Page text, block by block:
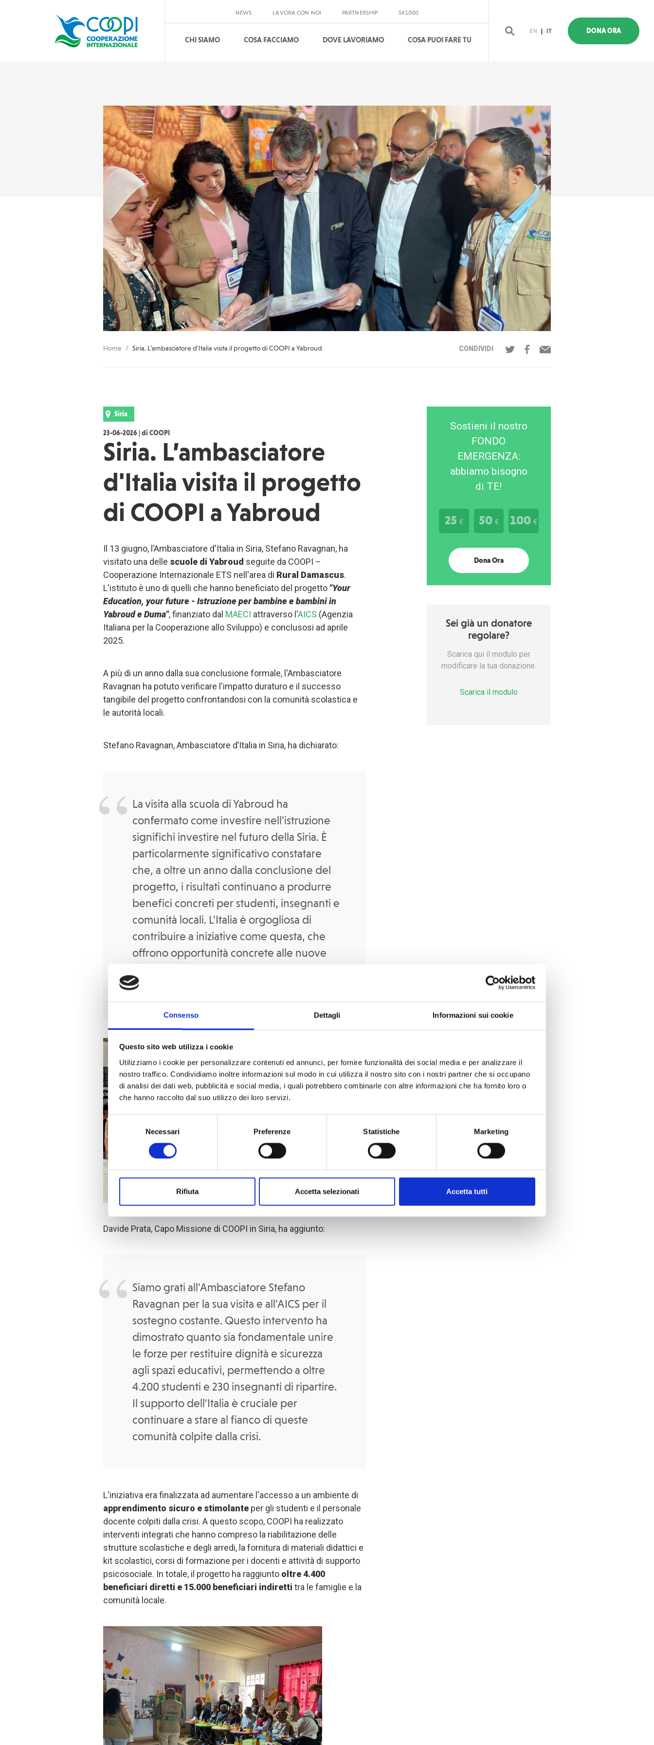
Consenso Dettagli Informazioni sui cookie
Questo sito web utilizza i cookie
Utilizziamo i cookie per personalizzare contenuti ed annunci, per fornire funzionalità dei social media e per analizzare il
nostro traffico. Condividiamo inoltre informazioni sul modo in cui utilizza il nostro sito con i nostri partner che si occupano
di analisi dei dati web, pubblicità e social media, i quali potrebbero combinarle con altre informazioni che ha fornito loro o
che hanno raccolto dal suo utilizzo dei loro servizi.
Selezione
Necessari Preferenze Statistiche Marketing
Rifiuta Accetta selezionati Accetta tutti
NEWS LAVORA CON NOI PARTNERSHIP 5X1000
CHI SIAMO COSA FACCIAMO DOVE LAVORIAMO COSA PUOI FARE TU
EN | IT DONA ORA
Home Siria. L’ambasciatore d'Italia visita il progetto di COOPI a Yabroud CONDIVIDI
Siria
23-06-2026 | di COOPI
Siria. L’ambasciatore
d'Italia visita il progetto
di COOPI a Yabroud
Il 13 giugno, l’Ambasciatore d'Italia in Siria, Stefano Ravagnan, ha
visitato una delle scuole di Yabroud seguite da COOPI –
Cooperazione Internazionale ETS nell'area di Rural Damascus.
L'istituto è uno di quelli che hanno beneficiato del progetto"Your
Education, your future - Istruzione per bambine e bambini in
Yabroud e Duma", finanziato dal MAECI attraverso l'AICS (Agenzia
Italiana per la Cooperazione allo Sviluppo) e conclusosi ad aprile
2025.
A più di un anno dalla sua conclusione formale, l'Ambasciatore
Ravagnan ha potuto verificare l'impatto duraturo e il successo
tangibile del progetto confrontandosi con la comunità scolastica e
le autorità locali.
Stefano Ravagnan, Ambasciatore d’Italia in Siria, ha dichiarato:
La visita alla scuola di Yabroud ha
confermato come investire nell'istruzione
significhi investire nel futuro della Siria. È
particolarmente significativo constatare
che, a oltre un anno dalla conclusione del
progetto, i risultati continuano a produrre
benefici concreti per studenti, insegnanti e
comunità locali. L'Italia è orgogliosa di
contribuire a iniziative come questa, che
offrono opportunità concrete alle nuove
ripresa del Paese.
Davide Prata, Capo Missione di COOPI in Siria, ha aggiunto:
Siamo grati all'Ambasciatore Stefano
Ravagnan per la sua visita e all'AICS per il
sostegno costante. Questo intervento ha
dimostrato quanto sia fondamentale unire
le forze per restituire dignità e sicurezza
agli spazi educativi, permettendo a oltre
4.200 studenti e 230 insegnanti di ripartire.
Il supporto dell'Italia è cruciale per
continuare a stare al fianco di queste
comunità colpite dalla crisi.
L'iniziativa era finalizzata ad aumentare l'accesso a un ambiente di
apprendimento sicuro e stimolante per gli studenti e il personale
docente colpiti dalla crisi. A questo scopo, COOPI ha realizzato
interventi integrati che hanno compreso la riabilitazione delle
strutture scolastiche e degli arredi, la fornitura di materiali didattici e
kit scolastici, corsi di formazione per i docenti e attività di supporto
psicosociale. In totale, il progetto ha raggiuntooltre 4.400
beneficiari diretti e 15.000 beneficiari indiretti tra le famiglie e la
comunità locale.
Sostieni il nostro
FONDO
EMERGENZA:
abbiamo bisogno
di TE!
25 € 50 € 100€
Dona Ora
Sei già un donatore
regolare?
Scarica qui il modulo per
modificare la tua donazione.
Scarica il modulo